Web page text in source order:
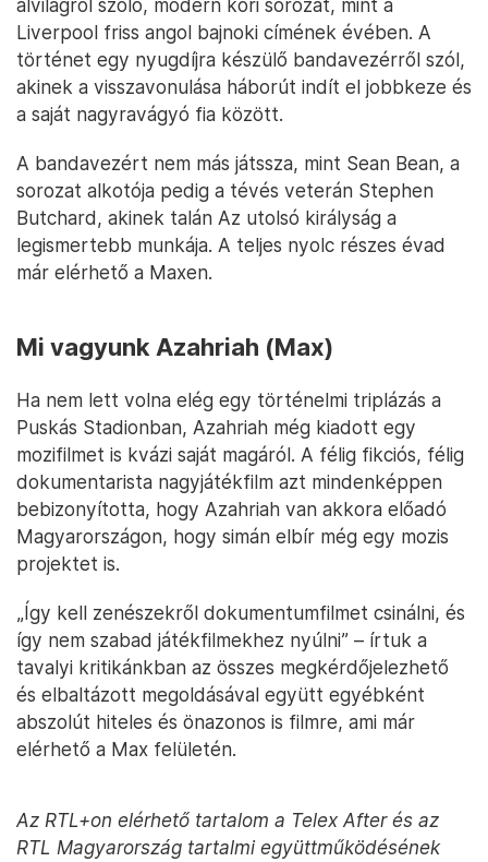
alvilágról szóló, modern kori sorozat, mint a
Liverpool friss angol bajnoki címének évében. A
történet egy nyugdíjra készülő bandavezérről szól,
akinek a visszavonulása háborút indít el jobbkeze és
a saját nagyravágyó fia között.
A bandavezért nem más játssza, mint Sean Bean, a
sorozat alkotója pedig a tévés veterán Stephen
Butchard, akinek talán Az utolsó királyság a
legismertebb munkája. A teljes nyolc részes évad
már elérhető a Maxen.
Mi vagyunk Azahriah (Max)
Ha nem lett volna elég egy történelmi triplázás a
Puskás Stadionban, Azahriah még kiadott egy
mozifilmet is kvázi saját magáról. A félig fikciós, félig
dokumentarista nagyjátékfilm azt mindenképpen
bebizonyította, hogy Azahriah van akkora előadó
Magyarországon, hogy simán elbír még egy mozis
projektet is.
„Így kell zenészekről dokumentumfilmet csinálni, és
így nem szabad játékfilmekhez nyúlni” – írtuk a
tavalyi kritikánkban az összes megkérdőjelezhető
és elbaltázott megoldásával együtt egyébként
abszolút hiteles és önazonos is filmre, ami már
elérhető a Max felületén.
Az RTL+on elérhető tartalom a Telex After és az
RTL Magyarország tartalmi együttműködésének